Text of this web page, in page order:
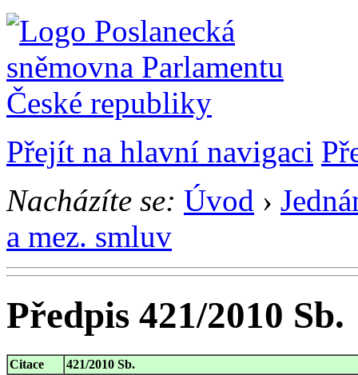
Přejít na hlavní navigaci
Nacházíte se: Úvod ›
a mez. smluv
Předpis 421/2010 Sb.
Citace
421/2010 Sb.